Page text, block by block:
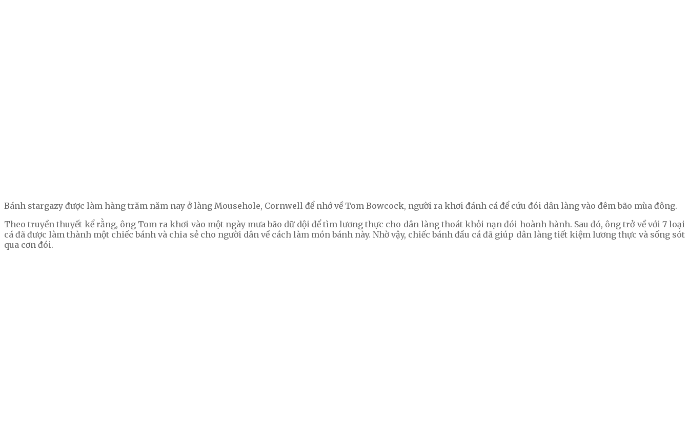
Bánh stargazy được làm hàng trăm năm nay ở làng Mousehole, Cornwell để nhớ về Tom Bowcock, người ra khơi đánh cá để cứu đói dân làng vào đêm bão mùa đông.
Theo truyền thuyết kể rằng, ông Tom ra khơi vào một ngày mưa bão dữ dội để tìm lương thực cho dân làng thoát khỏi nạn đói hoành hành. Sau đó, ông trở về với 7 loại
cá đã được làm thành một chiếc bánh và chia sẻ cho người dân về cách làm món bánh này. Nhờ vậy, chiếc bánh đầu cá đã giúp dân làng tiết kiệm lương thực và sống sót
qua cơn đói.